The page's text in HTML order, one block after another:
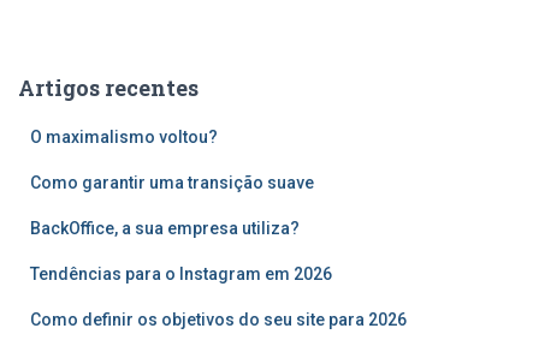
iArtigos recentes
O maximalismo voltou?
Como garantir uma transição suave
BackOffice, a sua empresa utiliza?
Tendências para o Instagram em 2026
Como definir os objetivos do seu site para 2026